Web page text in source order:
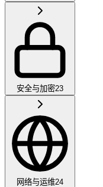
安全与加密23
网络与运维24